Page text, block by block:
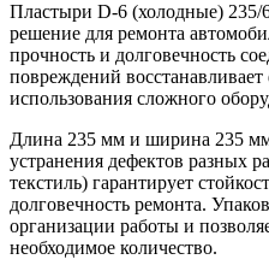
Пластыри D-6 (холодные)
решение для ремонта
прочность и долговечность
повреждений
использования сложного
Длина 235 мм и ширина 235 мм
устранения дефектов разных
текстиль) гарантирует
долговечность ремонта.
организации работы и
необходимое количество.